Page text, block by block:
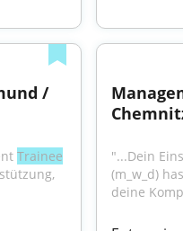
/
Trainee
"...Dein
(m_w_d)
deine